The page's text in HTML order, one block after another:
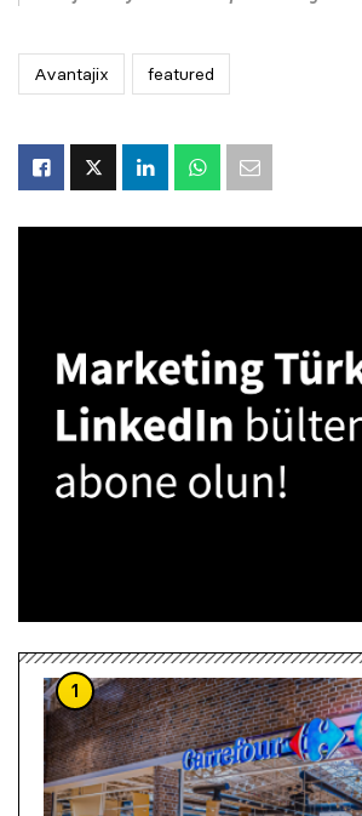
Avantajix featured
1